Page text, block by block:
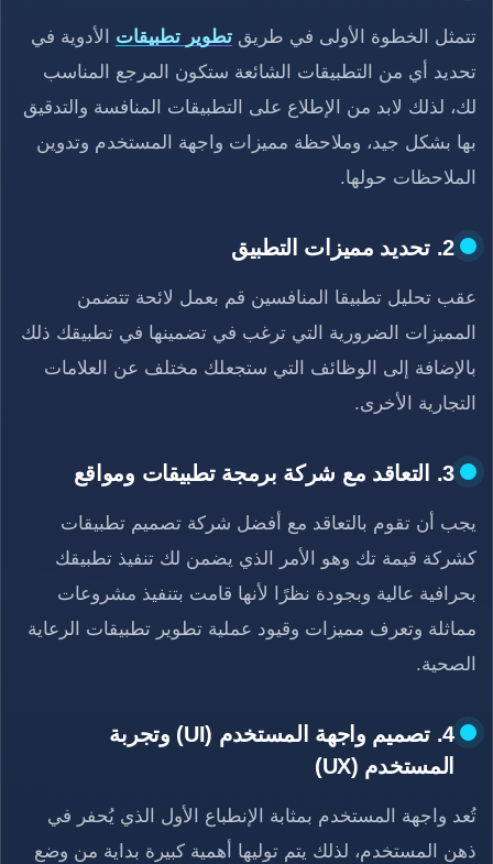
تتمثل الخطوة الأولى في طريق تطوير تطبيقات الأدوية في
تحديد أي من التطبيقات الشائعة ستكون المرجع المناسب
لك، لذلك لابد من الإطلاع على التطبيقات المنافسة والتدقيق
بها بشكل جيد، وملاحظة مميزات واجهة المستخدم وتدوين
الملاحظات حولها.
2. تحديد مميزات التطبيق
عقب تحليل تطبيقا المنافسين قم بعمل لائحة تتضمن
المميزات الضرورية التي ترغب في تضمينها في تطبيقك ذلك
بالإضافة إلى الوظائف التي ستجعلك مختلف عن العلامات
التجارية الأخرى.
3. التعاقد مع شركة برمجة تطبيقات ومواقع
يجب أن تقوم بالتعاقد مع أفضل شركة تصميم تطبيقات
كشركة قيمة تك وهو الأمر الذي يضمن لك تنفيذ تطبيقك
بحرافية عالية وبجودة نظرًا لأنها قامت بتنفيذ مشروعات
مماثلة وتعرف مميزات وقيود عملية تطوير تطبيقات الرعاية
الصحية.
4. تصميم واجهة المستخدم (UI) وتجربة
المستخدم (UX)
تُعد واجهة المستخدم بمثابة الإنطباع الأول الذي يُحفر في
ذهن المستخدم، لذلك يتم توليها أهمية كبيرة بداية من وضع